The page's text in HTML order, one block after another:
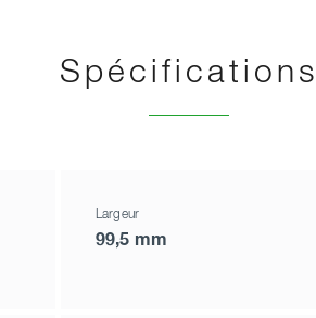
Spécifications
Largeur
99,5 mm